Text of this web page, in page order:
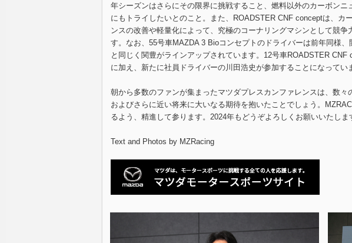
年シーズンはさらにその限界に挑戦すること、燃料以外のカーボン
にもトライしたいとのこと。また、ROADSTER CNF conceptは、カ
ンスの改善や軽量化によって、究極のコーナリングマシンとして競
す。なお、55号車MAZDA 3 Bioコンセプトのドライバーは前年同様
と同じく関豊がラインアップされています。12号車ROADSTER
に加え、新たに社員ドライバーの川田浩史が参加することになってい
朝から多数のファンが集まったマツダプレスカンファレンスは、数
およびさらに近い将来に大いなる期待を抱いたことでしょう。
るよう、精進して参ります。2024年もどうぞよろしくお願いいたしま
Text and Photos by MZRacing